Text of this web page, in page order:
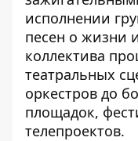
исполнении
песен о жизни
коллектива
театральных
оркестров до
площадок,
телепроектов.